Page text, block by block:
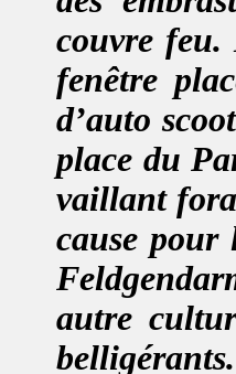
couvre
fenêtre
d’auto
place du
vaillant
cause pour
autre